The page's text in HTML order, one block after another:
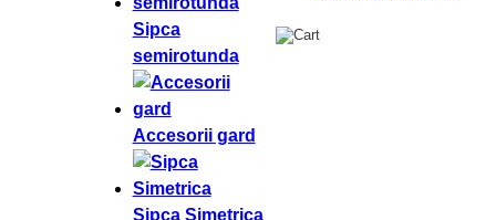
Sipca
semirotunda
Accesorii gard
Sipca Simetrica